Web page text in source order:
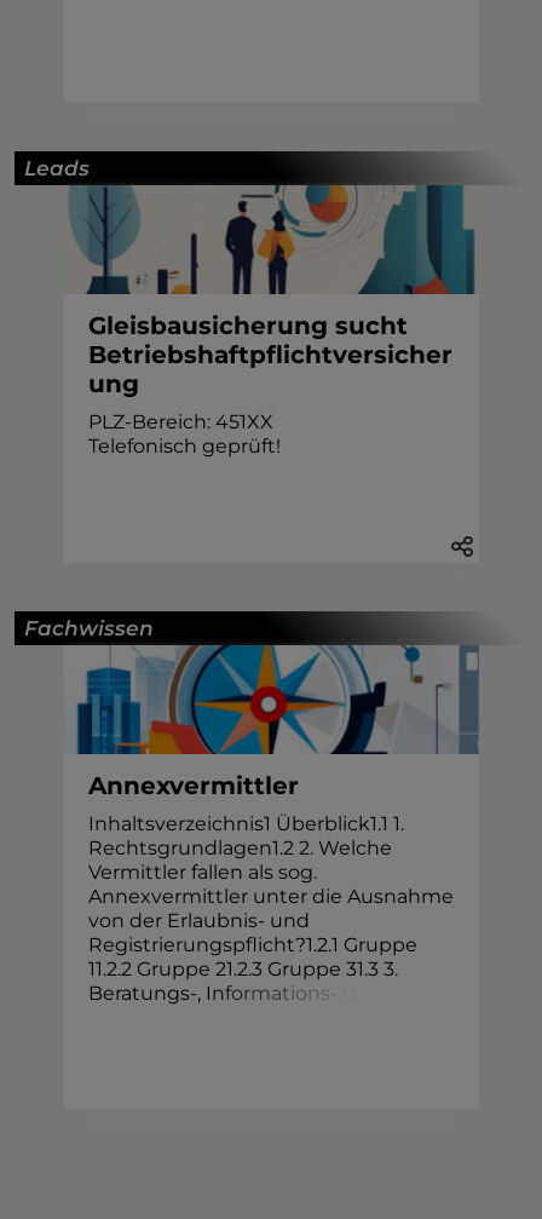
Leads
Gleisbausicherung sucht
Betriebshaftpflichtversicher
ung
PLZ-Bereich: 451XX
Telefonisch geprüft!
Fachwissen
Annexvermittler
Inhaltsverzeichnis1 Überblick1.1 1.
Rechtsgrundlagen1.2 2. Welche
Vermittler fallen als sog.
Annexvermittler unter die Ausnahme
von der Erlaubnis- und
Registrierungspflicht?1.2.1 Gruppe
11.2.2 Gruppe 21.2.3 Gruppe 31.3 3.
Beratungs-, Informations